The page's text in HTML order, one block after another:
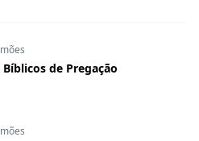
Bíblicos de Pregação